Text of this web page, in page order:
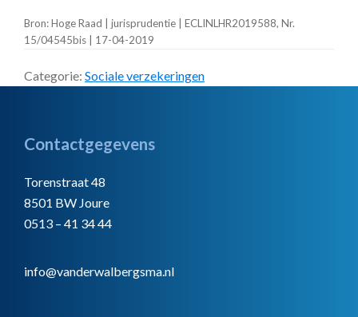
Bron: Hoge Raad | jurisprudentie | ECLINLHR2019588, Nr.
15/04545bis | 17-04-2019
Categorie: Sociale verzekeringen
Footer
Contactgegevens
Torenstraat 48
8501 BW Joure
0513 – 41 34 44
info@vanderwalbergsma.nl